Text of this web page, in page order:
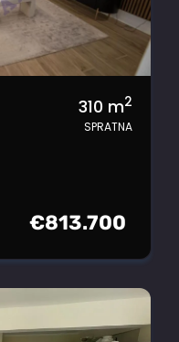
310 m2
SPRATNA
€813.700